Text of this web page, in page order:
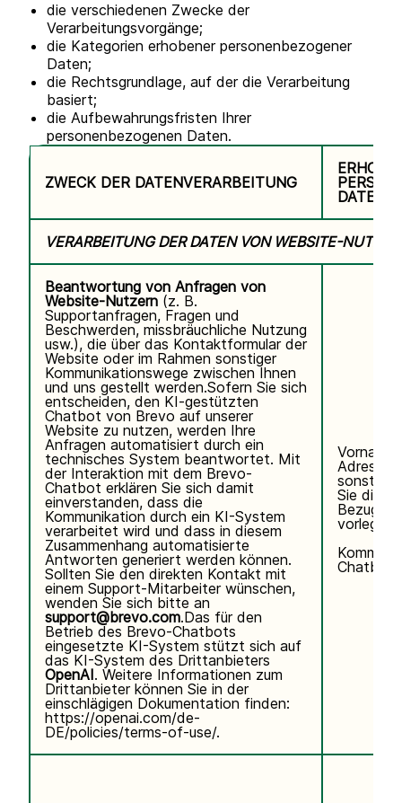
die verschiedenen Zwecke der
Verarbeitungsvorgänge;
die Kategorien erhobener personenbezogener
Daten;
die Rechtsgrundlage, auf der die Verarbeitung
basiert;
die Aufbewahrungsfristen Ihrer
personenbezogenen Daten.
ZWECK DER DATENVERARBEITUNG
DATEN
VERARBEITUNG DER DATEN VON WEBSITE-
Beantwortung von Anfragen von
Website-Nutzern (z. B.
Supportanfragen, Fragen und
Beschwerden, missbräuchliche Nutzung
usw.), die über das Kontaktformular der
Website oder im Rahmen sonstiger
Kommunikationswege zwischen Ihnen
und uns gestellt werden.Sofern Sie sich
entscheiden, den KI-gestützten
Chatbot von Brevo auf unserer
Website zu nutzen, werden Ihre
Anfragen automatisiert durch ein
technisches System beantwortet. Mit
der Interaktion mit dem Brevo-
Chatbot erklären Sie sich damit
einverstanden, dass die
Kommunikation durch ein KI-System
verarbeitet wird und dass in diesem
Zusammenhang automatisierte
Antworten generiert werden können.
Sollten Sie den direkten Kontakt mit
einem Support-Mitarbeiter wünschen,
wenden Sie sich bitte an
support@brevo.com.Das für den
Betrieb des Brevo-Chatbots
eingesetzte KI-System stützt sich auf
das KI-System des Drittanbieters
OpenAI. Weitere Informationen zum
Drittanbieter können Sie in der
einschlägigen Dokumentation finden:
https://openai.com/de-
DE/policies/terms-of-use/.
Adresse,
Sie
Bezug
vorlegen.
Chatbot.